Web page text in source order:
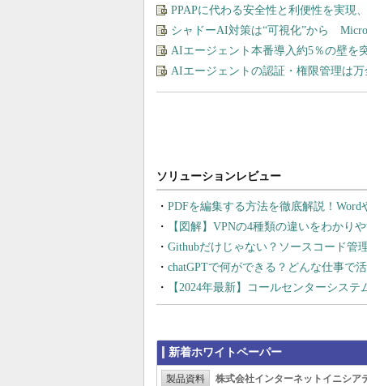
PPAPに代わる安全性と利便性を実現
シャドーAI対策は“可視化”から
AIエージェント本番導入約5％の壁を
AIエージェントの認証・権限管理は
PDFを編集する方法を徹底解説！
【図解】VPNの4種類の違いをわかり
Githubだけじゃない？ソースコード管
chatGPTで何ができる？どんな仕事で
【2024年最新】コールセンターシス
新着ホワイトペーパー
製品資料 株式会社インターネットイニシア